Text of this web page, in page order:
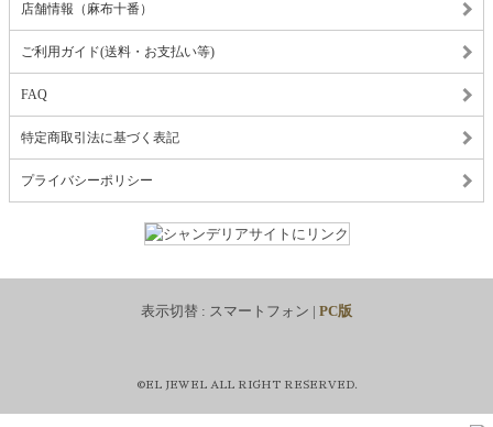
店舗情報（麻布十番）
ご利用ガイド(送料・お支払い等)
FAQ
特定商取引法に基づく表記
プライバシーポリシー
表示切替 : スマートフォン | PC版
©EL JEWEL ALL RIGHT RESERVED.